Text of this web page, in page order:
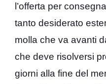
l’offerta per
tanto desiderato
molla che va avanti
che deve risolversi
giorni alla fine del